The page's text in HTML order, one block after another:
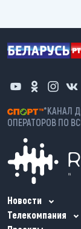
*КАНАЛ
ОПЕРАТОРОВ ПО
Новости
Телекомпания